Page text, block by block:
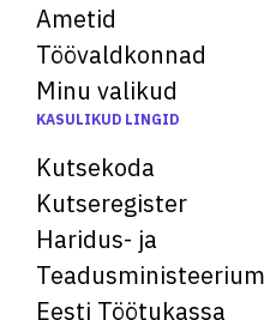
Ametid
Töövaldkonnad
Minu valikud
KASULIKUD LINGID
Kutsekoda
Kutseregister
Haridus- ja
Teadusministeerium
Eesti Töötukassa